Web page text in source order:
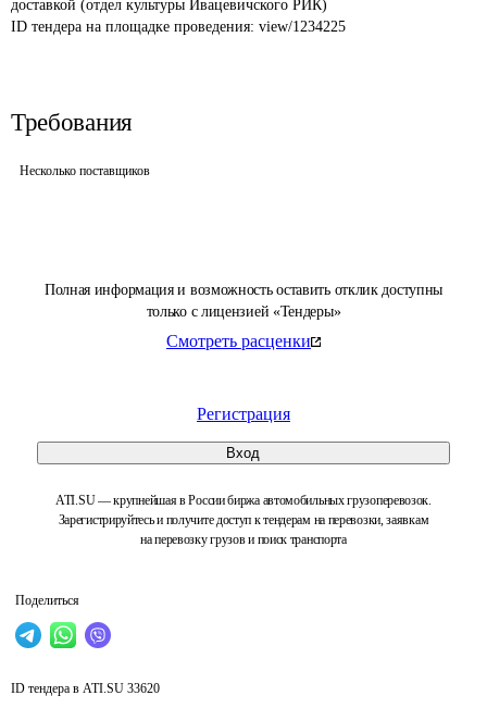
Полная информация и возможность оставить отклик доступны
только с лицензией «Тендеры»
Смотреть расценки
Регистрация
Вход
ATI.SU — крупнейшая в России биржа автомобильных грузоперевозок.
Зарегистрируйтесь и получите доступ к тендерам на перевозки, заявкам
на перевозку грузов и поиск транспорта
Поделиться
доставкой (отдел культуры Ивацевичского РИК)
ID тендера на площадке проведения: view/1234225
Требования
Несколько поставщиков
ID тендера в ATI.SU 33620